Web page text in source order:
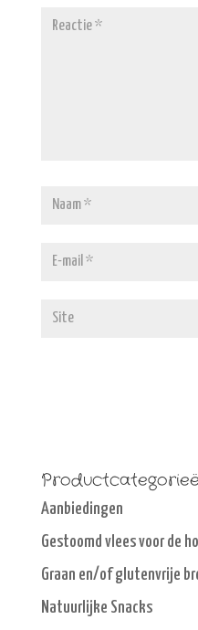
Aanbiedingen
Gestoomd vlees voor de
Graan en/of glutenvrije
Natuurlijke Snacks